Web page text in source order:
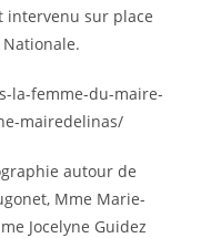
intervenu sur place
la-femme-du-maire-
mairedelinas/
autour de
Mme Marie-
Jocelyne Guidez